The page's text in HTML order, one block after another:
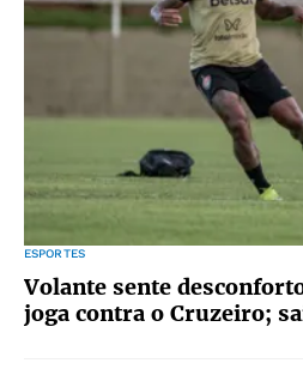
ESPORTES
Volante sente
joga contra o Cruzeiro;